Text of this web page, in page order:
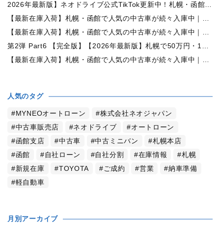
2026年最新版】ネオドライブ公式TikTok更新中！札幌・函館の中古車情報を動画で発信
【最新在庫入荷】札幌・函館で人気の中古車が続々入庫中｜早い者勝ち！【日産 ルークス660X 4WD】
【最新在庫入荷】札幌・函館で人気の中古車が続々入庫中｜早い者勝ち！【ダイハツ ムーヴコンテ660L 4WD】
第2弾 Part6 【完全版】【2026年最新版】札幌で50万円・100万円・150万円ならどんな中古車が買える？予算別中古車選び完全ガイド
【最新在庫入荷】札幌・函館で人気の中古車が続々入庫中｜早い者勝ち！【トヨタ ヴォクシー2.0ZS煌Ⅱ 4WD】
人気のタグ
MYNEOオートローン
株式会社ネオジャパン
中古車販売店
ネオドライブ
オートローン
函館支店
中古車 中古ミニバン
札幌本店
函館
自社ローン 自社分割 在庫情報
札幌
新規在庫
TOYOTA ご成約 営業
納車準備
軽自動車
月別アーカイブ